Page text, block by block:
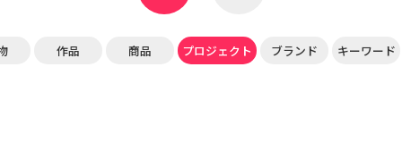
作品 商品 プロジェクト ブランド キーワード